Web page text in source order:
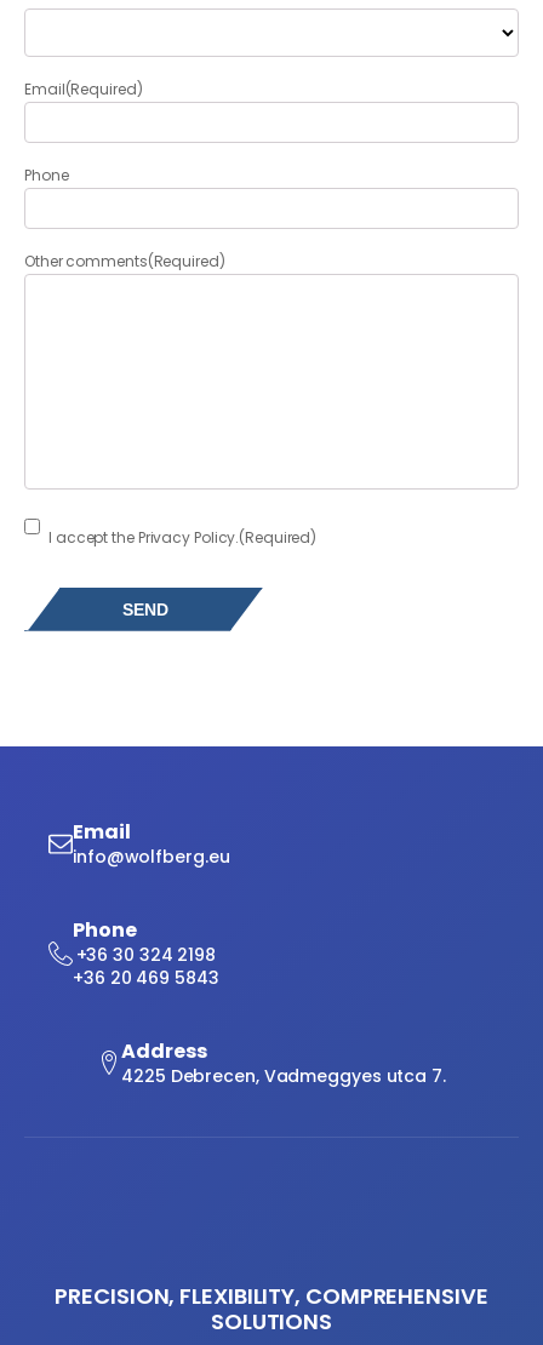
Email(Required)
Phone
Other comments(Required)
Consent (Required)
I accept the Privacy Policy.(Required)
Email
info@wolfberg.eu
Phone
+36 30 324 2198
+36 20 469 5843
Address
4225 Debrecen, Vadmeggyes utca 7.
PRECISION, FLEXIBILITY, COMPREHENSIVE
SOLUTIONS